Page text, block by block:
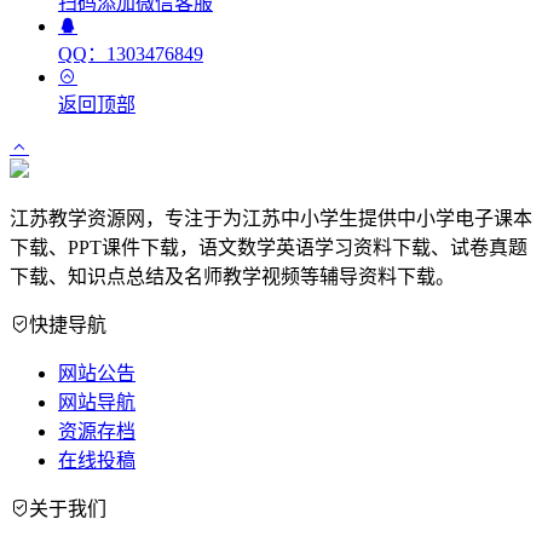
QQ：1303476849
返回顶部
江苏教学资源网，专注于为江苏中小学生提供中小学电子课本
下载、PPT课件下载，语文数学英语学习资料下载、试卷真题
下载、知识点总结及名师教学视频等辅导资料下载。
快捷导航
网站公告
网站导航
资源存档
在线投稿
关于我们